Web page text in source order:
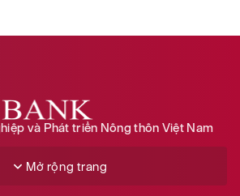
và Phát triển Nông thôn Việt Nam
Mở rộng trang